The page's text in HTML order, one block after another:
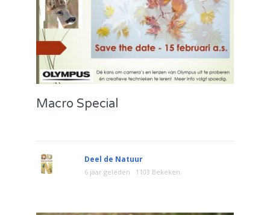
Macro Special
Deel de Natuur
6 jaar geleden 1103 Bekeken